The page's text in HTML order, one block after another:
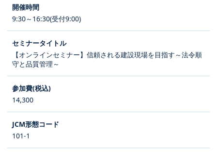
9:30～16:30(受付9:00)
【オンラインセミナー】信頼される建設現場を目指す～法令順
守と品質管理～
14,300
101-1